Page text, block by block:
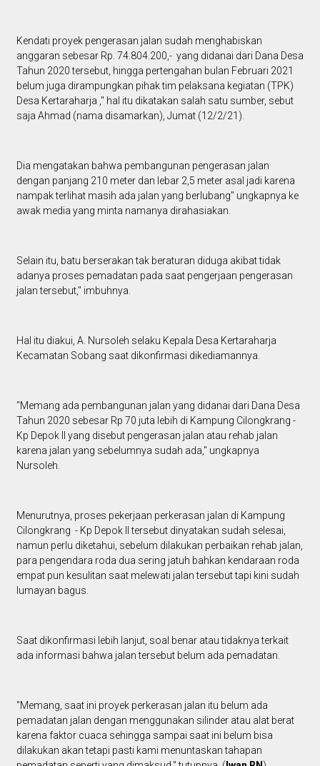
Kendati proyek pengerasan jalan sudah menghabiskan
anggaran sebesar Rp. 74.804.200,- yang didanai dari Dana Desa
Tahun 2020 tersebut, hingga pertengahan bulan Februari 2021
belum juga dirampungkan pihak tim pelaksana kegiatan (TPK)
Desa Kertaraharja ," hal itu dikatakan salah satu sumber, sebut
saja Ahmad (nama disamarkan), Jumat (12/2/21).
Dia mengatakan bahwa pembangunan pengerasan jalan
dengan panjang 210 meter dan lebar 2,5 meter asal jadi karena
nampak terlihat masih ada jalan yang berlubang" ungkapnya ke
awak media yang minta namanya dirahasiakan.
Selain itu, batu berserakan tak beraturan diduga akibat tidak
adanya proses pemadatan pada saat pengerjaan pengerasan
jalan tersebut," imbuhnya.
Hal itu diakui, A. Nursoleh selaku Kepala Desa Kertaraharja
Kecamatan Sobang saat dikonfirmasi dikediamannya.
"Memang ada pembangunan jalan yang didanai dari Dana Desa
Tahun 2020 sebesar Rp 70 juta lebih di Kampung Cilongkrang -
Kp Depok II yang disebut pengerasan jalan atau rehab jalan
karena jalan yang sebelumnya sudah ada," ungkapnya
Nursoleh.
Menurutnya, proses pekerjaan perkerasan jalan di Kampung
Cilongkrang - Kp Depok II tersebut dinyatakan sudah selesai,
namun perlu diketahui, sebelum dilakukan perbaikan rehab jalan,
para pengendara roda dua sering jatuh bahkan kendaraan roda
empat pun kesulitan saat melewati jalan tersebut tapi kini sudah
lumayan bagus.
Saat dikonfirmasi lebih lanjut, soal benar atau tidaknya terkait
ada informasi bahwa jalan tersebut belum ada pemadatan.
"Memang, saat ini proyek perkerasan jalan itu belum ada
pemadatan jalan dengan menggunakan silinder atau alat berat
karena faktor cuaca sehingga sampai saat ini belum bisa
dilakukan akan tetapi pasti kami menuntaskan tahapan